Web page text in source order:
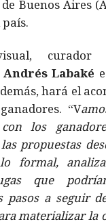
Buenos Aires
curador
Andrés Labaké
hará el
“V
con los
propuestas
formal,
que
pasos a seguir
materializar la